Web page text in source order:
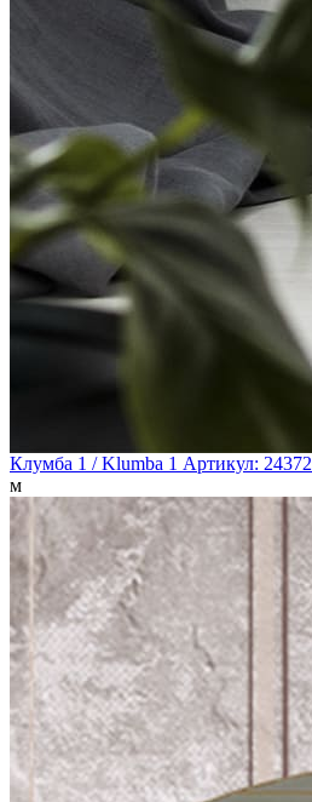
Клумба 1 / Klumba 1 Артикул: 24372
м